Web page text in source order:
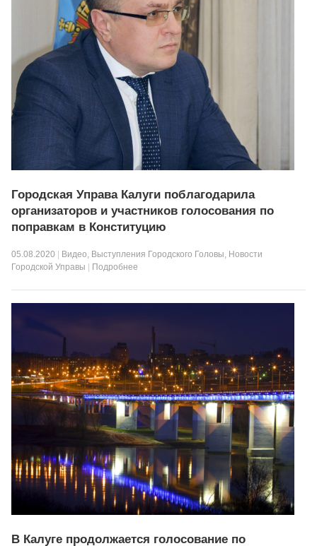
Городская Управа Калуги поблагодарила
организаторов и участников голосования по
поправкам в Конституцию
05.08.2020 Видео, Выступления Городского Головы, Новости
Городской Управы
Подробнее
В Калуге продолжается голосование по